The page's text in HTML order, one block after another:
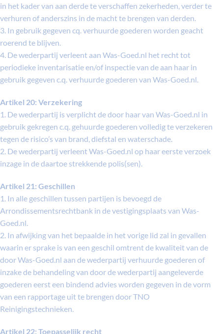
in het kader van aan derde te verschaffen zekerheden, verder te
verhuren of anderszins in de macht te brengen van derden.
3. In gebruik gegeven cq. verhuurde goederen worden geacht
roerend te blijven.
4. De wederpartij verleent aan Was-Goed.nl het recht tot
periodieke inventarisatie en/of inspectie van de aan haar in
gebruik gegeven c.q. verhuurde goederen van Was-Goed.nl.
Artikel 20: Verzekering
1. De wederpartij is verplicht de door haar van Was-Goed.nl in
gebruik gekregen c.q. gehuurde goederen volledig te verzekeren
tegen de risico’s van brand, diefstal en waterschade.
2. De wederpartij verleent Was-Goed.nl op haar eerste verzoek
inzage in de daartoe strekkende polis(sen).
Artikel 21: Geschillen
1. In alle geschillen tussen partijen is bevoegd de
Arrondissementsrechtbank in de vestigingsplaats van Was-
Goed.nl.
2. In afwijking van het bepaalde in het vorige lid zal in gevallen
waarin er sprake is van een geschil omtrent de kwaliteit van de
door Was-Goed.nl aan de wederpartij verhuurde goederen of
inzake de behandeling van door de wederpartij aangeleverde
goederen eerst een bindend advies worden gegeven in de vorm
van een rapportage uit te brengen door TNO
Reinigingstechnieken.
Artikel 22: Toepasselijk recht